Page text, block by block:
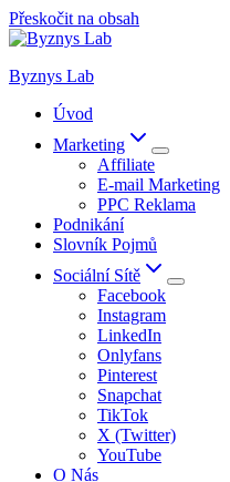
Přeskočit na obsah
Byznys Lab
Úvod
Marketing
Affiliate
E-mail Marketing
PPC Reklama
Podnikání
Slovník Pojmů
Sociální Sítě
Facebook
Instagram
LinkedIn
Onlyfans
Pinterest
Snapchat
TikTok
X (Twitter)
YouTube
O Nás